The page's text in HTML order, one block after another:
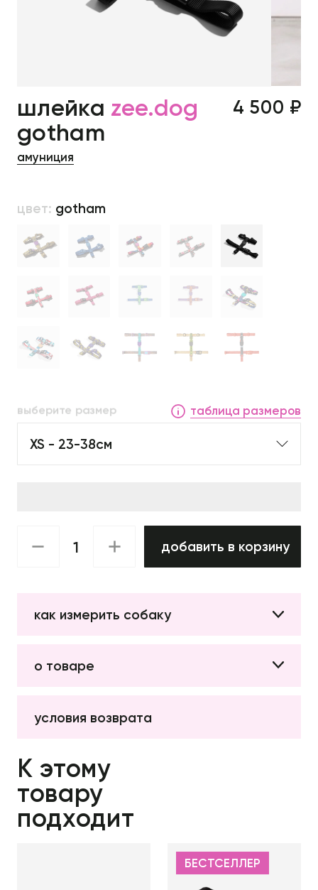
шлейка zee.dog
gotham
амуниция
4 500 ₽
цвет: gotham
выберите размер
XS - 23-38см
таблица размеров
добавить в корзину
как измерить собаку
о товаре
условия возврата
К этому
товару
подходит
БЕСТСЕЛЛЕР